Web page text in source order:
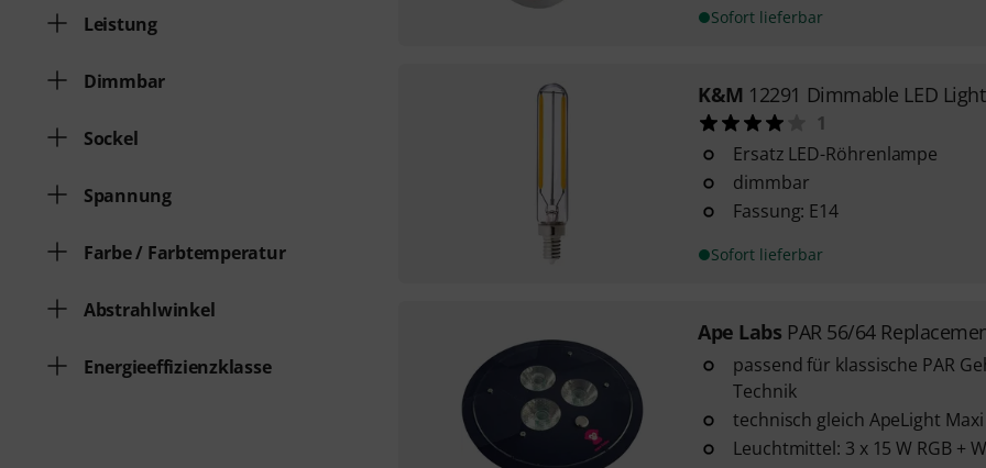
Leistung
Dimmbar
Sockel
Spannung
Farbe / Farbtemperatur
Abstrahlwinkel
Energieeffizienzklasse
Sofort lieferbar
K&M 12291 Dimmable LED
1
Ersatz LED-Röhrenlampe
dimmbar
Fassung: E14
Sofort lieferbar
Ape Labs PAR 56/64
passend für klassische PAR
Technik
technisch gleich ApeLight Maxi
Leuchtmittel: 3 x 15 W RGB +